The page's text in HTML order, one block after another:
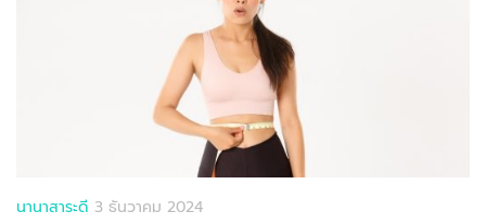
นานาสาระดี 3 ธันวาคม 2024